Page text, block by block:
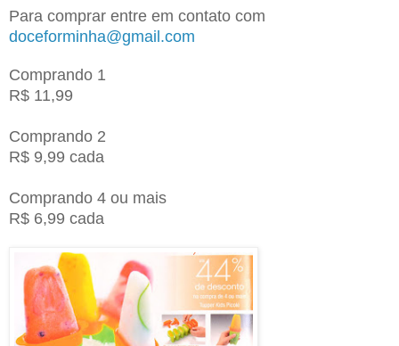
Para comprar entre em contato com
doceforminha@gmail.com
Comprando 1
R$ 11,99
Comprando 2
R$ 9,99 cada
Comprando 4 ou mais
R$ 6,99 cada